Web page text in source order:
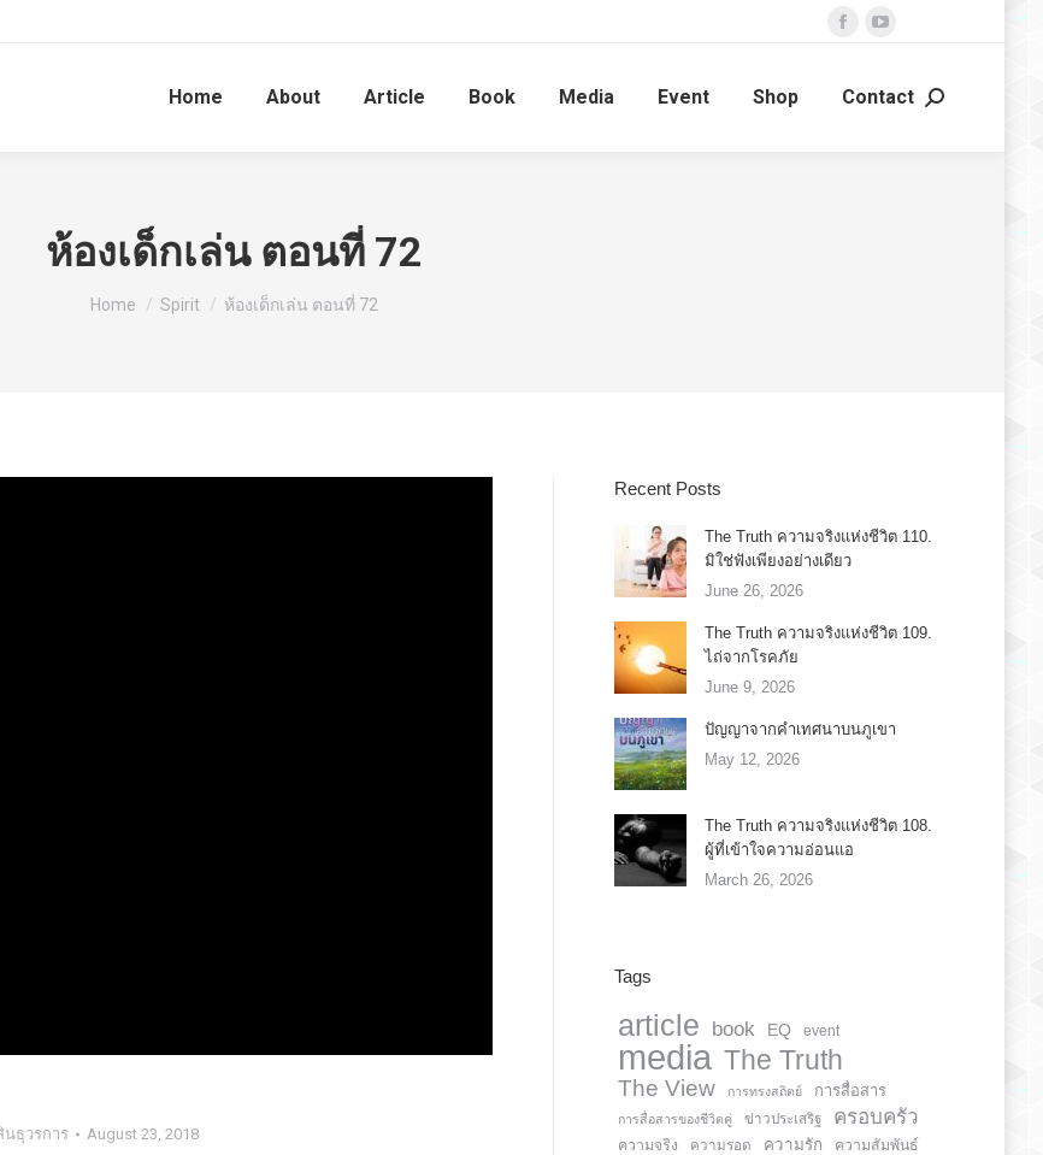
Facebook
opens
YouTube
opens
Home About Article Book Media Event Shop Contact Search:
ห้องเด็กเล่น ตอนที่ 72
You are here:
Home Spirit ห้องเด็กเล่น ตอนที่ 72
นธุวรการ August 23, 2018
Recent Posts
The Truth ความจริงแห่งชีวิต 110.
มิใช่ฟังเพียงอย่างเดียว
June 26, 2026
The Truth ความจริงแห่งชีวิต 109.
ไถ่จากโรคภัย
June 9, 2026
ปัญญาจากคำเทศนาบนภูเขา
May 12, 2026
The Truth ความจริงแห่งชีวิต 108.
ผู้ที่เข้าใจความอ่อนแอ
March 26, 2026
Tags
article book EQ event
media The Truth
The View การทรงสถิตย์ การสื่อสาร
การสื่อสารของชีวิตคู่ ข่าวประเสริฐ ครอบครัว
ความจริง ความรอด ความรัก ความสัมพันธ์